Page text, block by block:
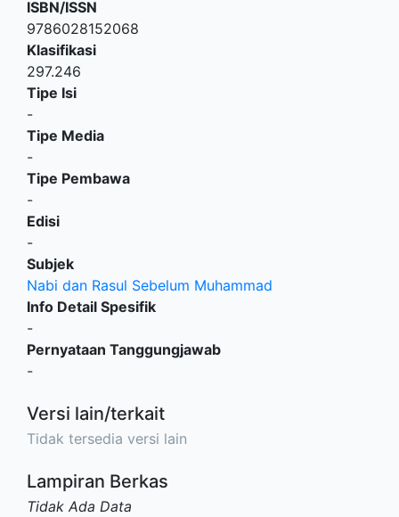
ISBN/ISSN
9786028152068
Klasifikasi
297.246
Tipe Isi
-
Tipe Media
-
Tipe Pembawa
-
Edisi
-
Subjek
Nabi dan Rasul Sebelum Muhammad
Info Detail Spesifik
-
Pernyataan Tanggungjawab
-
Versi lain/terkait
Tidak tersedia versi lain
Lampiran Berkas
Tidak Ada Data